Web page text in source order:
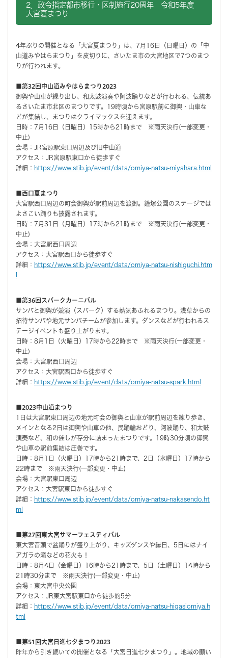
2．政令指定都市移行・区制施行20周年 令和5年度
大宮夏まつり
4年ぶりの開催となる「大宮夏まつり」は、7月16日（日曜日）の「中
山道みやはらまつり」を皮切りに、さいたま市の大宮地区で7つのまつ
りが行われます。
■第32回中山道みやはらまつり2023
御輿や山車が繰り出し、和太鼓演奏や阿波踊りなどが行われる、伝統あ
るさいたま市北区のまつりです。19時頃から宮原駅前に御輿・山車な
どが集結し、まつりはクライマックスを迎えます。
日時：7月16日（日曜日）15時から21時まで ※雨天決行(一部変更・
中止)
会場：JR宮原駅東口周辺及び旧中山道
アクセス：JR宮原駅東口から徒歩すぐ
詳細： https://www.stib.jp/event/data/omiya-natsu-miyahara.html
■西口夏まつり
大宮駅西口周辺の町会御輿が駅前周辺を渡御。鐘塚公園のステージでは
よさこい踊りも披露されます。
日時：7月31日（月曜日）17時から21時まで ※雨天決行(一部変更・
中止)
会場：大宮駅西口周辺
アクセス：大宮駅西口から徒歩すぐ
詳細： https://www.stib.jp/event/data/omiya-natsu-nishiguchi.htm
■第36回スパークカーニバル
サンバと御輿が競演（スパーク）する熱気あふれるまつり。浅草からの
招待サンバや地元サンバチームが参加します。ダンスなどが行われるス
テージイベントも盛り上がります。
日時：8月1日（火曜日）17時から22時まで ※雨天決行(一部変更・
中止)
会場：大宮駅西口周辺
アクセス：大宮駅西口から徒歩すぐ
詳細： https://www.stib.jp/event/data/omiya-natsu-spark.html
■2023中山道まつり
1日は大宮駅東口周辺の地元町会の御輿と山車が駅前周辺を練り歩き、
メインとなる2日は御輿や山車の他、民踊輪おどり、阿波踊り、和太鼓
演奏など、和の催しが存分に詰まったまつりです。19時30分頃の御輿
や山車の駅前集結は圧巻です。
日時：8月1日（火曜日）17時から21時まで、2日（水曜日）17時から
22時まで ※雨天決行(一部変更・中止)
会場：大宮駅東口周辺
アクセス：大宮駅東口から徒歩すぐ
詳細： https://www.stib.jp/event/data/omiya-natsu-nakasendo.ht
ml
■第27回東大宮サマーフェスティバル
東大宮音頭で盆踊りが盛り上がり、キッズダンスや縁日、5日にはナイ
アガラの滝などの花火も！
日時：8月4日（金曜日）16時から21時まで、5日（土曜日）14時から
21時30分まで ※雨天決行(一部変更・中止)
会場：東大宮中央公園
アクセス：JR東大宮駅東口から徒歩約5分
詳細： https://www.stib.jp/event/data/omiya-natsu-higasiomiya.h
tml
■第51回大宮日進七夕まつり2023
昨年から引き続いての開催となる「大宮日進七夕まつり」。地域の願い